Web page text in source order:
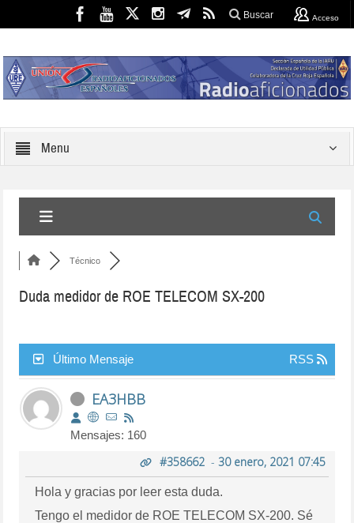
Buscar Acceso
Menu
Técnico
Duda medidor de ROE TELECOM SX-200
Último Mensaje RSS
EA3HBB
Mensajes: 160
#358662- 30 enero, 2021 07:45
Hola y gracias por leer esta duda.
Tengo el medidor de ROE TELECOM SX-200. Sé